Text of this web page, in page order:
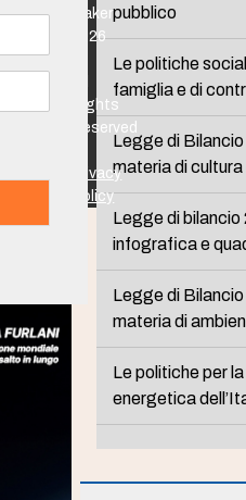
pubblico
Le politiche
famiglia e di
Legge di
materia di
Legge di
infografica e
Legge di
materia di
Le politiche per
energetica
Maker
2026
Rights
Reserved
Privacy
Policy